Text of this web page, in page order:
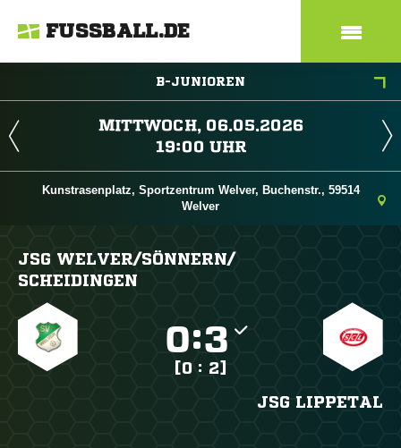
FUSSBALL.DE
B-JUNIOREN
 
 
Kunstrasenplatz, Sportzentrum Welver, Buchenstr., 59514
Welver
JSG WELVER/​SÖNNERN/​
SCHEIDINGEN
:
[0 : 2]
JSG LIPPETAL